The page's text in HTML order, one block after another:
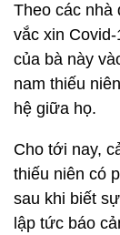
Theo các nhà
vắc xin
của bà này
nam thiếu
hệ giữa họ.
Cho tới nay,
thiếu niên có
sau khi biết
lập tức báo